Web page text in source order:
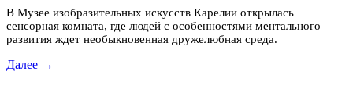
В Музее изобразительных искусств Карелии открылась
сенсорная комната, где людей с особенностями ментального
развития ждет необыкновенная дружелюбная среда.
Далее →